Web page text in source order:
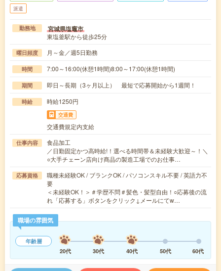
派遣
勤務地 宮城県塩竈市
東塩釜駅から徒歩25分
曜日頻度 月～金／週5日勤務
時間 7:00～16:00(休憩1時間)8:00～17:00(休憩1時間)
期間 即日～長期（3ヶ月以上） 最短で応募開始から1週間！
時給 時給1250円
交通費
交通費規定内支給
仕事内容
食品加工
／日勤固定かつ高時給!！選べる時間帯＆未経験大歓迎～！＼
○大手チェーン店向け商品の製造工場でのお仕事…
応募資格
職種未経験OK / ブランクOK / パソコンスキル不要 / 英語力不
要
＜未経験OK！＞＃学歴不問＃髪色・髪型自由！○応募後の流
れ「応募する」ボタンをクリック↓メールにてw…
職場の雰囲気
年齢層
20代
30代 40代 50代 60代